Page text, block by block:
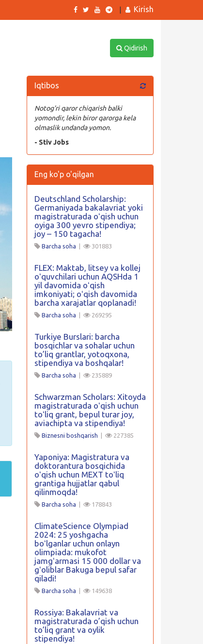
Kirish
Qidirish
Iqtibos
Notog’ri qaror chiqarish balki
yomondir, lekin biror qarorga kela
olmaslik undanda yomon.
- Stiv Jobs
Eng ko'p o'qilgan
Deutschland Scholarship:
Germaniyada bakalavriat yoki
magistraturada oʻqish uchun
oyiga 300 yevro stipendiya;
joy – 150 tagacha!
Barcha soha 301883
FLEX: Maktab, litsey va kollej
oʻquvchilari uchun AQSHda 1
yil davomida oʻqish
imkoniyati; oʻqish davomida
barcha xarajatlar qoplanadi!
Barcha soha 269295
Turkiye Burslari: barcha
bosqichlar va sohalar uchun
to’liq grantlar, yotoqxona,
stipendiya va boshqalar!
Barcha soha 235889
Schwarzman Scholars: Xitoyda
magistraturada oʻqish uchun
toʻliq grant, bepul turar joy,
aviachipta va stipendiya!
Biznesni boshqarish 227385
Yaponiya: Magistratura va
doktorantura bosqichida
oʻqish uchun MEXT toʻliq
grantiga hujjatlar qabul
qilinmoqda!
Barcha soha 178843
ClimateScience Olympiad
2024: 25 yoshgacha
boʻlganlar uchun onlayn
olimpiada: mukofot
jamgʻarmasi 15 000 dollar va
gʻoliblar Bakuga bepul safar
qiladi!
Barcha soha 149638
Rossiya: Bakalavriat va
magistraturada o’qish uchun
to’liq grant va oylik
stipendiya!